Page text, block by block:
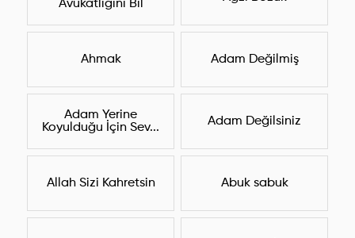
Avukatlığını Bil
Ahmak Adam Değilmiş
Adam Yerine
Koyulduğu İçin Sev...
Adam Değilsiniz
Allah Sizi Kahretsin Abuk sabuk